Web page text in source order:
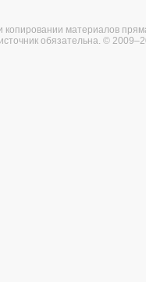
копировании материалов
обязательна. ©